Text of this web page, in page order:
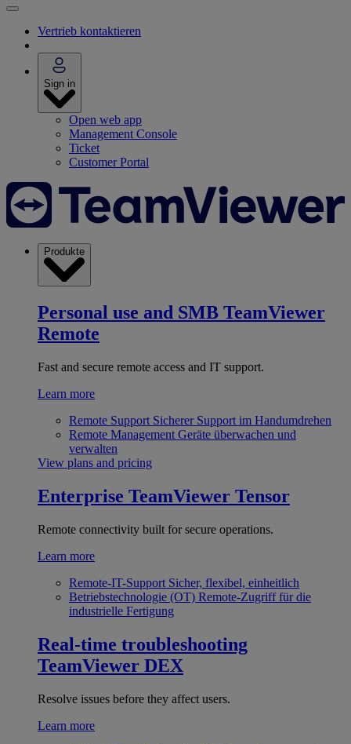
Vertrieb kontaktieren
Sign in
Open web app
Management Console
Ticket
Customer Portal
Produkte
Personal use and SMB TeamViewer
Remote
Fast and secure remote access and IT support.
Learn more
Remote Support Sicherer Support im Handumdrehen
Remote Management Geräte überwachen und
verwalten
View plans and pricing
Enterprise TeamViewer Tensor
Remote connectivity built for secure operations.
Learn more
Remote-IT-Support Sicher, flexibel, einheitlich
Betriebstechnologie (OT) Remote-Zugriff für die
industrielle Fertigung
Real-time troubleshooting
TeamViewer DEX
Resolve issues before they affect users.
Learn more